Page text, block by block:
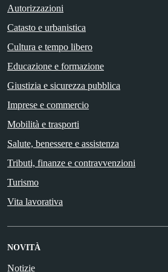
Autorizzazioni
Catasto e urbanistica
Cultura e tempo libero
Educazione e formazione
Giustizia e sicurezza pubblica
Imprese e commercio
Mobilità e trasporti
Salute, benessere e assistenza
Tributi, finanze e contravvenzioni
Turismo
Vita lavorativa
NOVITÀ
Notizie